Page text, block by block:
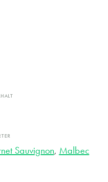
Sauvignon, Malbec